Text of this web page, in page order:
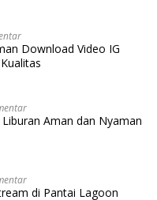
Download Video IG
Aman dan Nyaman
di Pantai Lagoon